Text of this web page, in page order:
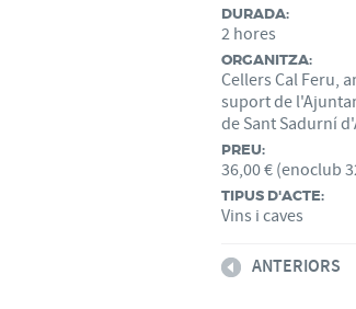
DURADA:
2 hores
ORGANITZA:
Cellers Cal Feru,
suport de
de Sant Sadurní
PREU:
36,00 € (enoclub
TIPUS D'ACTE:
Vins i caves
ANTERIORS